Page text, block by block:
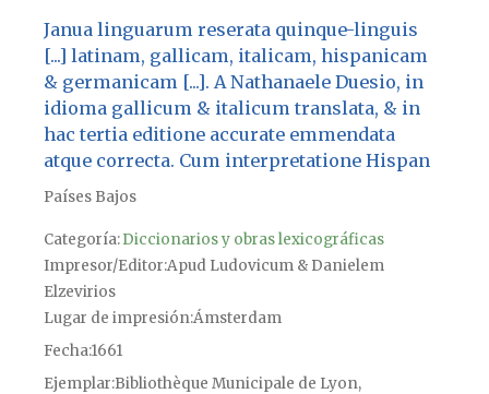
Janua linguarum reserata quinque-linguis
[...] latinam, gallicam, italicam, hispanicam
& germanicam [...]. A Nathanaele Duesio, in
idioma gallicum & italicum translata, & in
hac tertia editione accurate emmendata
atque correcta. Cum interpretatione Hispan
Países Bajos
Categoría:Diccionarios y obras lexicográficas
Impresor/Editor Apud Ludovicum & Danielem
Elzevirios
Lugar de impresiónÁmsterdam
Fecha1661
Ejemplar Bibliothèque Municipale de Lyon,